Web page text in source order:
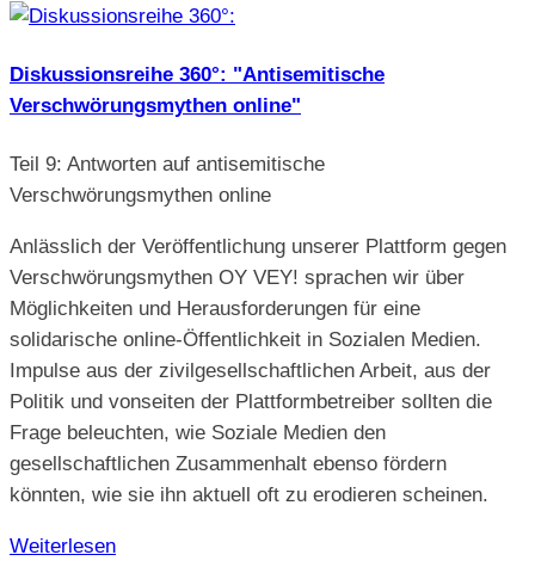
Diskussionsreihe 360°: "Antisemitische
Verschwörungsmythen online"
Teil 9: Antworten auf antisemitische
Verschwörungsmythen online
Anlässlich der Veröffentlichung unserer Plattform gegen
Verschwörungsmythen OY VEY! sprachen wir über
Möglichkeiten und Herausforderungen für eine
solidarische online-Öffentlichkeit in Sozialen Medien.
Impulse aus der zivilgesellschaftlichen Arbeit, aus der
Politik und vonseiten der Plattformbetreiber sollten die
Frage beleuchten, wie Soziale Medien den
gesellschaftlichen Zusammenhalt ebenso fördern
könnten, wie sie ihn aktuell oft zu erodieren scheinen.
Weiterlesen